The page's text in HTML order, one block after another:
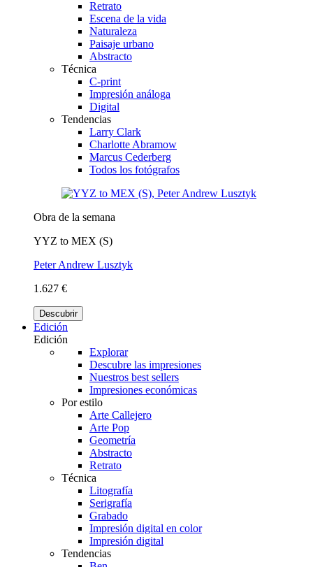
Retrato
Escena de la vida
Naturaleza
Paisaje urbano
Abstracto
Técnica
C-print
Impresión análoga
Digital
Tendencias
Larry Clark
Charlotte Abramow
Marcus Cederberg
Todos los fotógrafos
Obra de la semana
YYZ to MEX (S)
Peter Andrew Lusztyk
1.627 €
Descubrir
Edición
Edición
Explorar
Descubre las impresiones
Nuestros best sellers
Impresiones económicas
Por estilo
Arte Callejero
Arte Pop
Geometría
Abstracto
Retrato
Técnica
Litografía
Serigrafía
Grabado
Impresión digital en color
Impresión digital
Tendencias